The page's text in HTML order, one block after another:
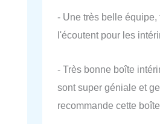
- Une très belle équipe,
l'écoutent pour les
- Très bonne boîte
sont super géniale et
recommande cette